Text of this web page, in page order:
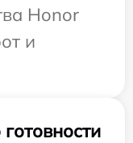
Honor
и